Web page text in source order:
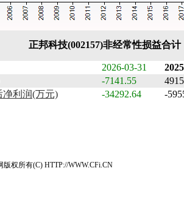
正邦科技(002157)非经常性损益合
2026-03-31
-7141.55
利润(万元)
-34292.64 -
版权所有(C) HTTP://WWW.CFi.CN